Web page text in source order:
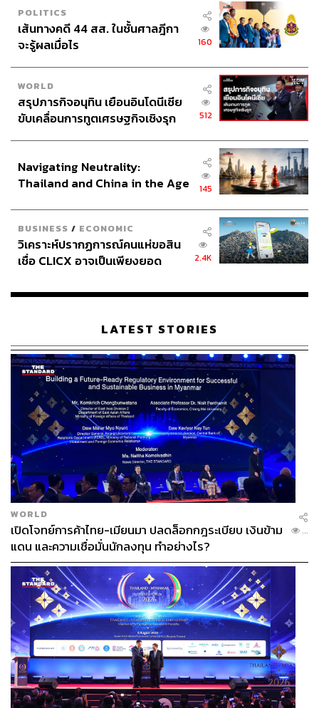
POLITICS
เส้นทางคดี 44 สส. ในชั้นศาลฎีกา
จะรู้ผลเมื่อไร
160
WORLD
สรุปภารกิจอนุทิน เยือนอินโดนีเซีย
ขับเคลื่อนการทูตเศรษฐกิจเชิงรุก
512
Navigating Neutrality:
Thailand and China in the Age
145
BUSINESS / ECONOMIC
วิเคราะห์ปรากฏการณ์คนแห่ขอสิน
เชื่อ CLICX อาจเป็นเพียงยอด
เรือนไทยที่ถูกซุกไว้
2.4K
LATEST STORIES
WORLD
เปิดโจทย์การค้าไทย-เมียนมา ปลดล็อกกฎระเบียบ เงินข้าม
แดน และความเชื่อมั่นนักลงทุน ทำอย่างไร?
...